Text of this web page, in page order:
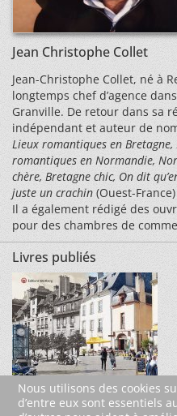
Jean Christophe Collet
Jean-Christophe Collet, né à
longtemps chef d’agence
Granville. De retour dans sa
indépendant et auteur de
Lieux romantiques en
romantiques en Normandie,
chère, Bretagne chic, On dit
juste un crachin (Ouest-
Il a également rédigé des
pour des chambres de
Livres publiés
Nous utilisons des cookies
d’entre eux sont essentiels